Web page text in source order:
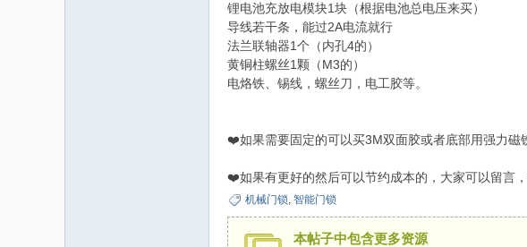
锂电池充放电模块1块（根据电池总电压来买）
导线若干条，能过2A电流就行
法兰联轴器1个（内孔4的）
黄铜柱螺丝1颗（M3的）
电烙铁、锡线，螺丝刀，电工胶等。
❤️如果需要固定的可以买3M双面胶或者底部用强力磁
❤️如果有更好的然后可以节约成本的，大家可以留言，
机械门锁, 智能门锁
本帖子中包含更多资源